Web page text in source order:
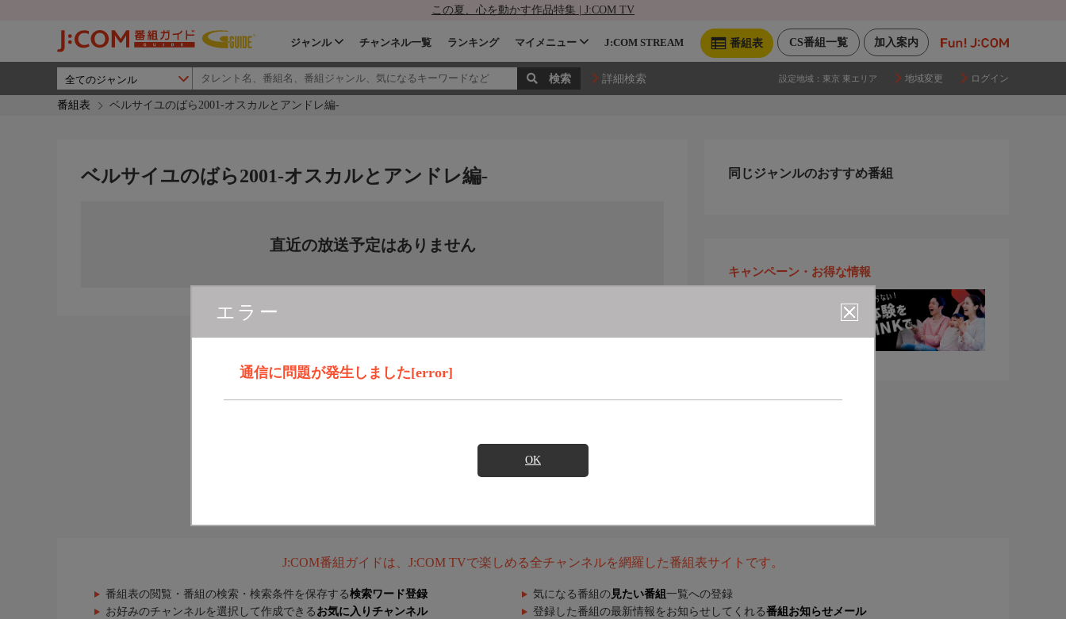
この夏、心を動かす作品特集 | J:COM TV
加入案内
CS番組一覧
番組表
ジャンル チャンネル一覧 ランキング マイメニュー J:COM STREAM
詳細検索 設定地域： 東京 東エリア 地域変更 ログイン
番組表 ベルサイユのばら2001-オスカルとアンドレ編-
エラー
通信に問題が発生しました[error]
OK
ベルサイユのばら2001-オスカルとアンドレ編-
直近の放送予定はありません
同じジャンルのおすすめ番組
キャンペーン・お得な情報
J:COM番組ガイドは、J:COM TVで楽しめる全チャンネルを網羅した番組表サイトです。
番組表の閲覧・番組の検索・検索条件を保存する検索ワード登録 気になる番組の 見たい番組 一覧への登録
お好みのチャンネルを選択して作成できる お気に入りチャンネル 登録した番組の最新情報をお知らせしてくれる番組お知らせメール